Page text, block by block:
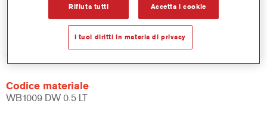
e con diverse tecniche di applicazione.
Product Variant
0.5LT
Codice materiale
WB1009 DW 0.5 LT
Rifiuta tutti Accetta i cookie
I tuoi diritti in materia di privacy